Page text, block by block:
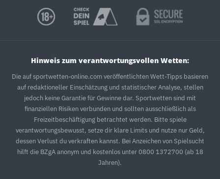
Hinweis zum verantwortungsvollen Wetten:
Die auf sportwetten-online.com veröffentlichten Wett-Tipps basieren
auf redaktioneller Einschätzung und statistischer Analyse, stellen
jedoch keine Garantie für Gewinne dar. Sportwetten sind mit
finanziellen Risiken verbunden und sollten ausschließlich als
Freizeitbeschäftigung betrachtet werden. Bitte spiele
verantwortungsbewusst, setze dir klare Limits und nutze nur Geld,
dessen Verlust du verkraften kannst. Bei Anzeichen von Spielsucht
hilft die BZgA anonym und kostenlos unter 0800 1372700 (ab 18
Jahren).